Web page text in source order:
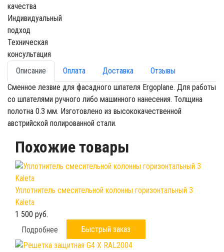
качества
Индивидуальный
подход
Техническая
консультация
Описание
Оплата Доставка
Отзывы
Сменное лезвие для фасадного шпателя Ergoplane. Для работы
со шпателями ручного либо машинного нанесения. Толщина
полотна 0.3 мм. Изготовлено из высококачественной
австрийской полированной стали.
Похожие товары
Уплотнитель смесительной колонны горизонтальный 3
Kaleta
1 500 руб.
Подробнее
Быстрый заказ